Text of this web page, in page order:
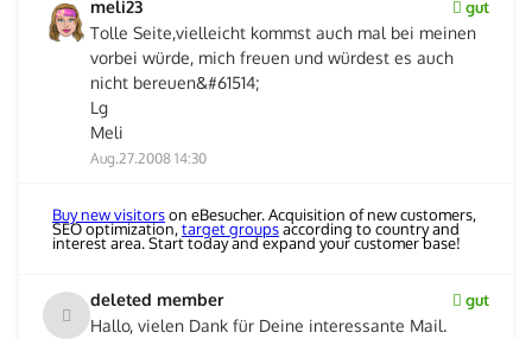
meli23 gut
Tolle Seite,vielleicht kommst auch mal bei meinen
vorbei würde, mich freuen und würdest es auch
nicht bereuen&#61514;
Lg
Meli
Aug.27.2008 14:30
Buy new visitorson eBesucher. Acquisition of new customers,
SEO optimization,target groupsaccording to country and
interest area. Start today and expand your customer base!
deleted member gut
Hallo, vielen Dank für Deine interessante Mail.